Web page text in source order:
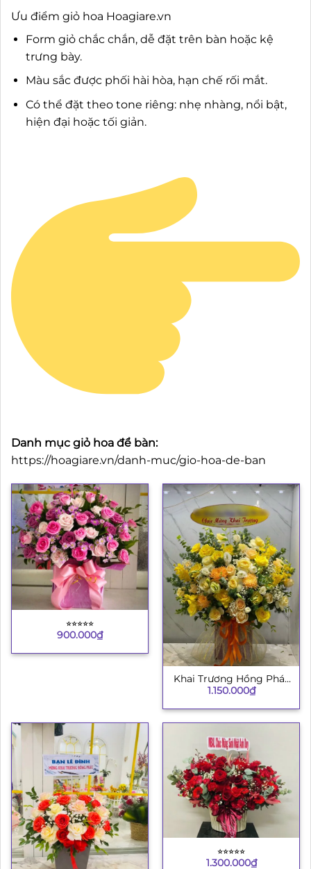
Ưu điểm giỏ hoa Hoagiare.vn
Form giỏ chắc chắn, dễ đặt trên bàn hoặc kệ
trưng bày.
Màu sắc được phối hài hòa, hạn chế rối mắt.
Có thể đặt theo tone riêng: nhẹ nhàng, nổi bật,
hiện đại hoặc tối giản.
Danh mục giỏ hoa để bàn:
https://hoagiare.vn/danh-muc/gio-hoa-de-ban
⭐︎⭐︎⭐︎⭐︎⭐︎
900.000₫
Khai Trương Hồng Phát
8
1.150.000₫
⭐︎⭐︎⭐︎⭐︎⭐︎
1.300.000₫